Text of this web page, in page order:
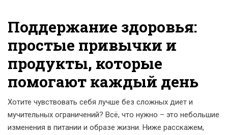
Поддержание здоровья:
простые привычки и
продукты, которые
помогают каждый день
Хотите чувствовать себя лучше без сложных диет и
мучительных ограничений? Всё, что нужно – это небольшие
изменения в питании и образе жизни. Ниже расскажем,